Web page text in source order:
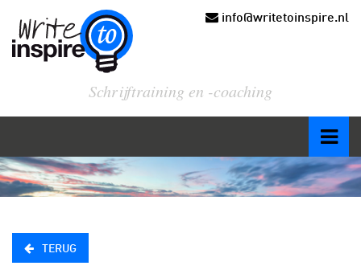
info@writetoinspire.nl
Schrijftraining en -coaching
TERUG